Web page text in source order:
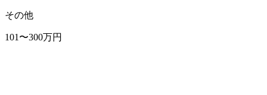
その他
101〜300万円